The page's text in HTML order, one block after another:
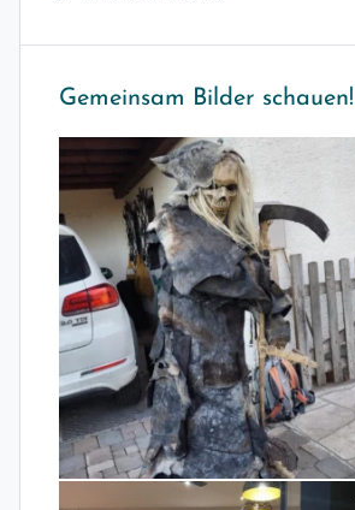
Gemeinsam Bilder schauen!